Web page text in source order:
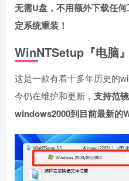
无需U盘，不用额外下载任
定系统重装！
WinNTSetup『电脑』
这是一款有着十多年历史的
今仍在维护和更新， 支持范
windows2000到目前最新的